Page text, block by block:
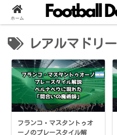
レアルマドリー
フランコ・マスタントゥオ
ーノのプレースタイル解
ホーム